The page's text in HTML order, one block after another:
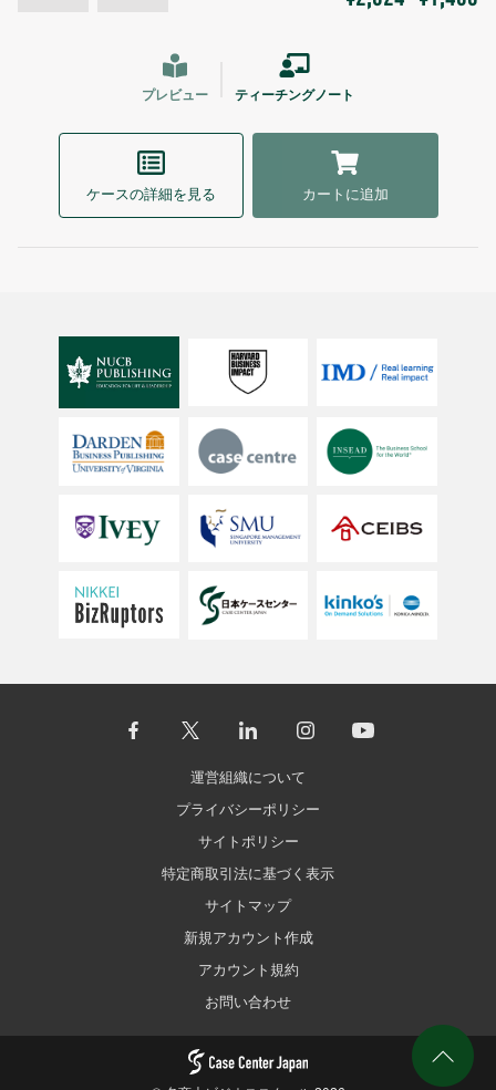
プレビュー ティーチングノート
ケースの詳細を見る カートに追加
運営組織について
プライバシーポリシー
サイトポリシー
特定商取引法に基づく表示
サイトマップ
新規アカウント作成
アカウント規約
お問い合わせ